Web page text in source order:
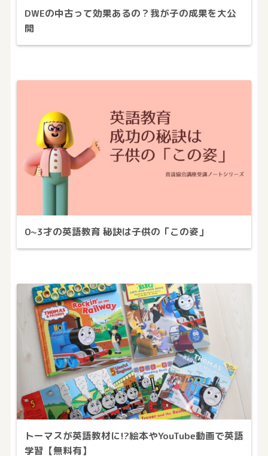
DWEの中古って効果あるの？我が子の成果を大公
開
0~3才の英語教育 秘訣は子供の「この姿」
トーマスが英語教材に!?絵本やYouTube動画で英語
学習【無料有】